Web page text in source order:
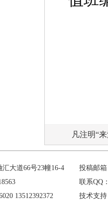
凡注明“
大道66号23幢16-4
13512392372
投稿邮箱
联系QQ
技术支